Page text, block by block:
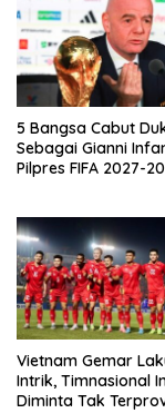
5 Bangsa Cabut
Sebagai Gianni
Pilpres FIFA 2027-
Vietnam Gemar
Intrik, Timnasional
Diminta Tak